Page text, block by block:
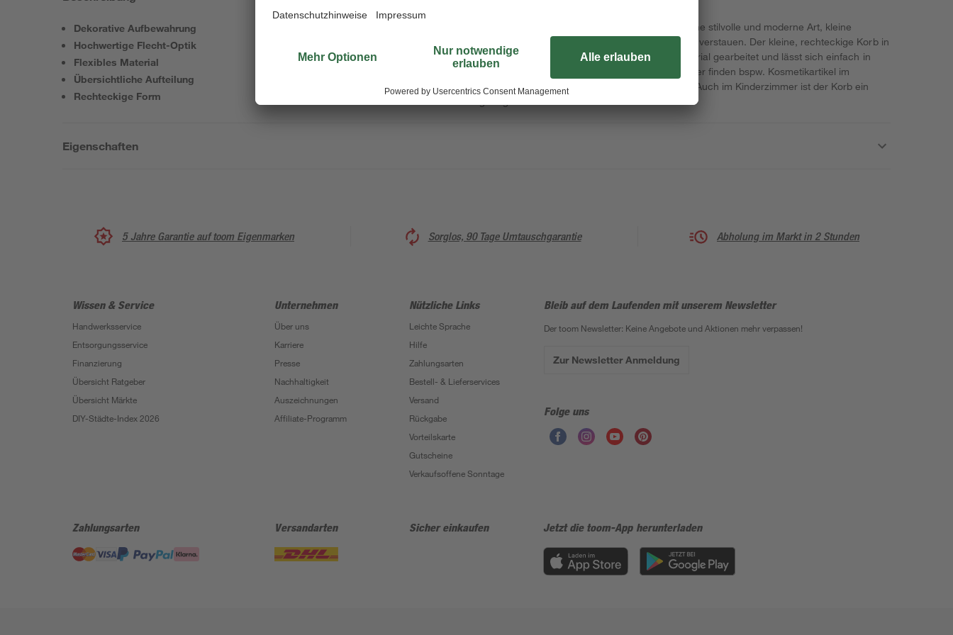
Dekorative Aufbewahrung
Hochwertige Flecht-Optik
Flexibles Material
Übersichtliche Aufteilung
Rechteckige Form
Wenko bietet mit seinem Aufbewahrungskorb eine stilvolle und moderne Art, kleine
Alltagsgegenstände übersichtlich und sortiert zu verstauen. Der kleine, rechteckige Korb in
hochwertiger Flecht-Optik ist aus flexiblem Material gearbeitet und lässt sich einfach in
Schubladen oder offenen Regalen platzieren. Hier finden bspw. Kosmetikartikel im
Badezimmer oder Gewürze in der Küche Platz. Auch im Kinderzimmer ist der Korb ein
Eigenschaften
5 Jahre Garantie auf toom Eigenmarken Sorglos, 90 Tage Umtauschgarantie Abholung im Markt in 2 Stunden
Wissen & Service
Handwerksservice
Entsorgungsservice
Finanzierung
Übersicht Ratgeber
Übersicht Märkte
DIY-Städte-Index 2026
Unternehmen
Über uns
Karriere
Presse
Nachhaltigkeit
Auszeichnungen
Affiliate-Programm
Nützliche Links
Leichte Sprache
Hilfe
Zahlungsarten
Bestell- & Lieferservices
Versand
Rückgabe
Vorteilskarte
Gutscheine
Verkaufsoffene Sonntage
Bleib auf dem Laufenden mit unserem Newsletter
Der toom Newsletter: Keine Angebote und Aktionen mehr verpassen!
Zur Newsletter Anmeldung
Folge uns
Zahlungsarten Versandarten Sicher einkaufen Jetzt die toom-App herunterladen